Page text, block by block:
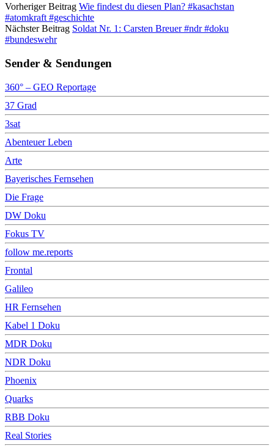
Vorheriger Beitrag Wie findest du diesen Plan? #kasachstan​
#atomkraft​ #geschichte
Nächster Beitrag Soldat Nr. 1: Carsten Breuer #ndr #doku
#bundeswehr
Sender & Sendungen
360° – GEO Reportage
37 Grad
3sat
Abenteuer Leben
Arte
Bayerisches Fernsehen
Die Frage
DW Doku
Fokus TV
follow me.reports
Frontal
Galileo
HR Fernsehen
Kabel 1 Doku
MDR Doku
NDR Doku
Phoenix
Quarks
RBB Doku
Real Stories